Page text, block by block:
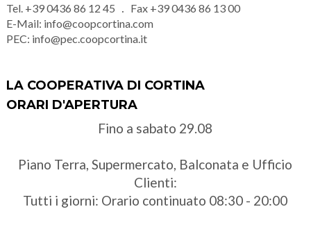
Tel. +39 0436 86 12 45 Fax +39 0436 86 13 00
E-Mail: info@coopcortina.com
PEC: info@pec.coopcortina.it
LA COOPERATIVA DI CORTINA
ORARI D'APERTURA
Fino a sabato 29.08
Piano Terra, Supermercato, Balconata e Ufficio
Clienti:
Tutti i giorni: Orario continuato 08:30 - 20:00